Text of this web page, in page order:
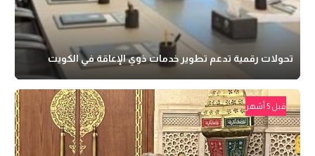
تحولات رقمية تدعم تطوير خدمات ذوي الإعاقة في الكويت
قبل 5 أشهر